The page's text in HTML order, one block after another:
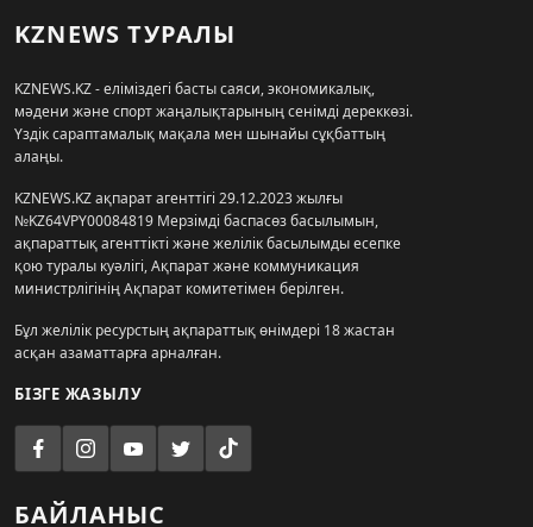
KZNEWS ТУРАЛЫ
KZNEWS.KZ - еліміздегі басты саяси, экономикалық,
мәдени және спорт жаңалықтарының сенімді дереккөзі.
Үздік сараптамалық мақала мен шынайы сұқбаттың
алаңы.
KZNEWS.KZ ақпарат агенттігі 29.12.2023 жылғы
№KZ64VPY00084819 Мерзімді баспасөз басылымын,
ақпараттық агенттікті және желілік басылымды есепке
қою туралы куәлігі, Ақпарат және коммуникация
министрлігінің Ақпарат комитетімен берілген.
Бұл желілік ресурстың ақпараттық өнімдері 18 жастан
асқан азаматтарға арналған.
БІЗГЕ ЖАЗЫЛУ
БАЙЛАНЫС